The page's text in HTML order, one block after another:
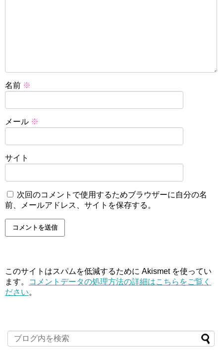
名前 ※
メール ※
サイト
次回のコメントで使用するためブラウザーに自分の名
前、メールアドレス、サイトを保存する。
このサイトはスパムを低減するために Akismet を使ってい
ます。
コメントデータの処理方法の詳細はこちらをご覧く
ださい。